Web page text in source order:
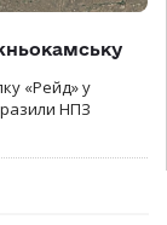
«Рейд» у
НПЗ